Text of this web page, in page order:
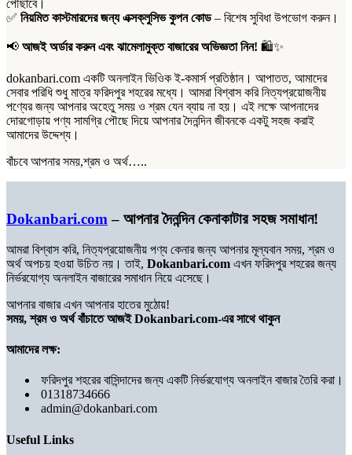
পৌঁছাবে।
✅ নিয়মিত কাস্টমারদের জন্য এক্সক্লুসিভ কুপন কোড– বিশেষ সুবিধা উপভোগ করুন।
📢 আজই অর্ডার করুন এবং ঝামেলামুক্ত বাজারের অভিজ্ঞতা নিন! 🛍️✨
dokanbari.com একটি অনলাইন ভিওিক ই-কমার্স প্রতিষ্ঠান। আপাতত, আমাদের
সেবার পরিধি শুধু মাত্র ফরিদপুর শহরের মধ্যে। আমরা বিশ্বাস করি নিত্যপ্রয়োজনীয়
পণ্যের জন্য আপনার অহেতু সময় ও শ্রম যেন ব্যায় না হয়। এই লক্ষে আপনাদের
দোরগোড়ায় পণ্য সামগ্রি পৌছে দিয়ে আপনার দৈনন্দিন জীবনকে একটু সহজ করাই
আমাদের উদ্দেশ্য।
বাঁচবে আপনার সময়,শ্রম ও অর্থ…..
Dokanbari.com – আপনার দৈনন্দিন কেনাকাটার সহজ সমাধান!
আমরা বিশ্বাস করি, নিত্যপ্রয়োজনীয় পণ্য কেনার জন্য আপনার মূল্যবান সময়, শ্রম ও
অর্থ অপচয় হওয়া উচিত নয়। তাই, Dokanbari.com এখন ফরিদপুর শহরের জন্য
নির্ভরযোগ্য অনলাইন বাজারের সমাধান নিয়ে এসেছে।
আপনার বাজার এখন আপনার হাতের মুঠোয়!
সময়, শ্রম ও অর্থ বাঁচাতে আজই Dokanbari.com-এর সাথে থাকুন
আমাদের লক্ষ:
ফরিদপুর শহরের বাসিন্দাদের জন্য একটি নির্ভরযোগ্য অনলাইন বাজার তৈরি করা।
01318734666
admin@dokanbari.com
Useful Links